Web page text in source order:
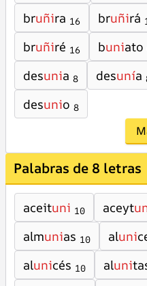
bruñira 16 bruñirá
bruñiré 16 buniato
desunia 8 desunía
desunio 8
Palabras de 8 letras
aceituni 10 aceyt
almunias 10 aluni
alunicés 10 aluni